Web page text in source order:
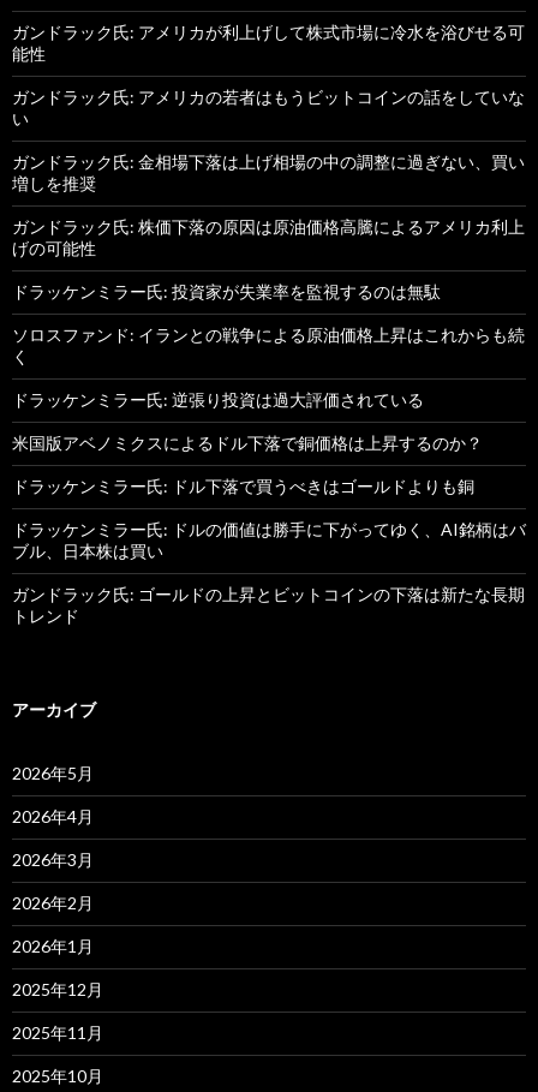
ガンドラック氏: アメリカが利上げして株式市場に冷水を浴びせる可
能性
ガンドラック氏: アメリカの若者はもうビットコインの話をしていな
い
ガンドラック氏: 金相場下落は上げ相場の中の調整に過ぎない、買い
増しを推奨
ガンドラック氏: 株価下落の原因は原油価格高騰によるアメリカ利上
げの可能性
ドラッケンミラー氏: 投資家が失業率を監視するのは無駄
ソロスファンド: イランとの戦争による原油価格上昇はこれからも続
く
ドラッケンミラー氏: 逆張り投資は過大評価されている
米国版アベノミクスによるドル下落で銅価格は上昇するのか？
ドラッケンミラー氏: ドル下落で買うべきはゴールドよりも銅
ドラッケンミラー氏: ドルの価値は勝手に下がってゆく、AI銘柄はバ
ブル、日本株は買い
ガンドラック氏: ゴールドの上昇とビットコインの下落は新たな長期
トレンド
アーカイブ
2026年5月
2026年4月
2026年3月
2026年2月
2026年1月
2025年12月
2025年11月
2025年10月